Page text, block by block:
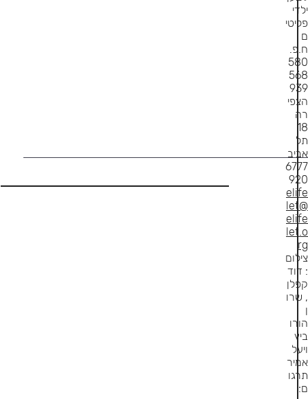
ילדי
פליטי
ם
ח.פ.
580
568
939
הצפי
רה
18
תל
אביב
6777
920
elife
let@
elife
let.o
rg
צילום
: דוד
קפלן
, שרו
ן
הורו
ביץ
ויעל
אמיר
תרגו
ם: